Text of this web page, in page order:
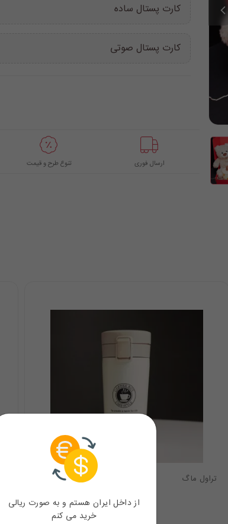
کارت پستال ساده
کارت پستال صوتی
ارسال فوری تنوع طرح و قیمت
تراول ماگ
17.80
از داخل ایران هستم و به صورت ریالی
خرید می کنم